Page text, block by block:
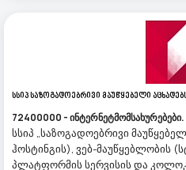
Სსიპ Საზოგადოებრივი Მაუწყებელი
72400000 - ინტერნეტმომსახურებები.
სსიპ „საზოგადოებრივი
ჰოსტინგის), ვებ-მაუწყებლობის
პლატფორმის სერვისის და